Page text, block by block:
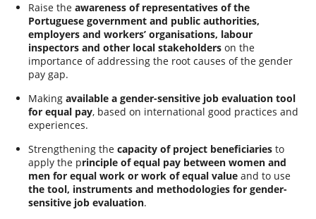
Raise the awareness of representatives of the
Portuguese government and public authorities,
employers and workers’ organisations, labour
inspectors and other local stakeholders on the
importance of addressing the root causes of the gender
pay gap.
Making available a gender-sensitive job evaluation tool
for equal pay, based on international good practices and
experiences.
Strengthening the capacity of project beneficiaries to
apply the principle of equal pay between women and
men for equal work or work of equal value and to use
the tool, instruments and methodologies for gender-
sensitive job evaluation.